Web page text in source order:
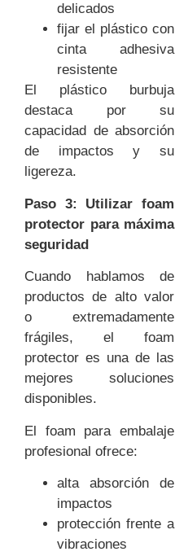
delicados
fijar el plástico con
cinta adhesiva
resistente
El plástico burbuja
destaca por su
capacidad de absorción
de impactos y su
ligereza.
Paso 3: Utilizar foam
protector para máxima
seguridad
Cuando hablamos de
productos de alto valor
o extremadamente
frágiles, el foam
protector es una de las
mejores soluciones
disponibles.
El foam para embalaje
profesional ofrece:
alta absorción de
impactos
protección frente a
vibraciones